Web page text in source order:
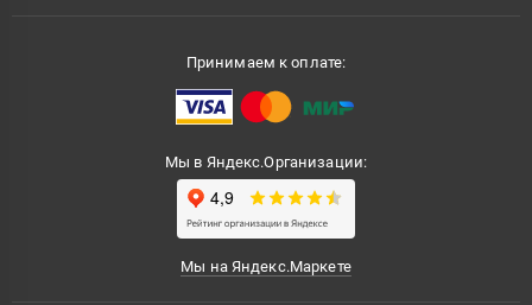
Принимаем к оплате:
Мы в Яндекс.Организации:
Мы на Яндекс.Маркете